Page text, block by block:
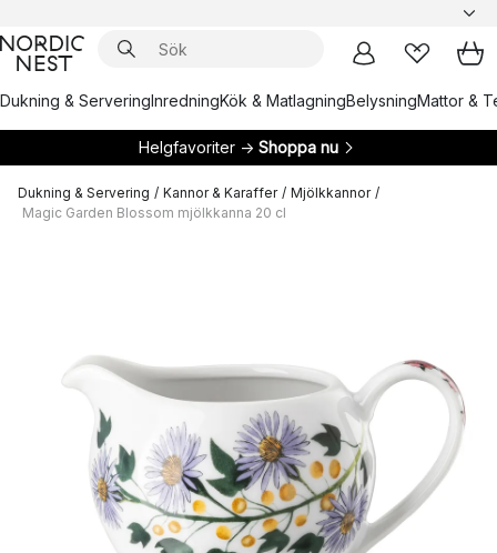
Dukning & ServeringInredningKök & MatlagningBelysningMattor &
Helgfavoriter → Shoppa nu
Dukning & Servering / Kannor & Karaffer / Mjölkkannor /
Magic Garden Blossom mjölkkanna 20 cl